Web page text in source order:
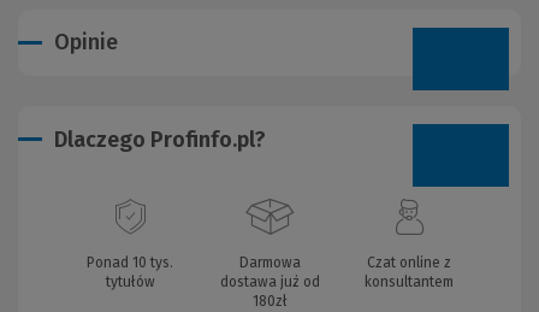
Opinie
Dlaczego Profinfo.pl?
Ponad 10 tys.
tytułów
Darmowa
dostawa już od
180zł
Czat online z
konsultantem